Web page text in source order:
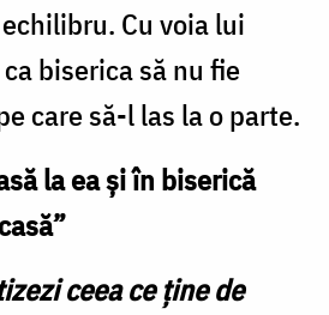
Cu voia lui
biserica să nu fie
care să-l las la o parte.
la ea și în biserică
ceea ce ține de